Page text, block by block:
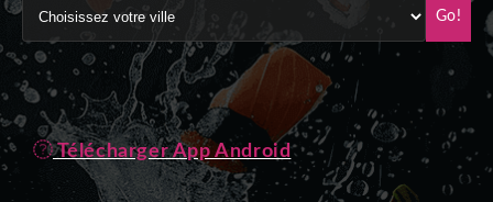
Go!
Télécharger App Android